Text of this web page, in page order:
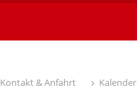
Kontakt & Anfahrt Kalender